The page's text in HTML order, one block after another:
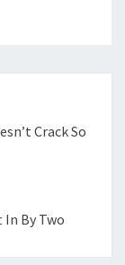
Crack So
By Two